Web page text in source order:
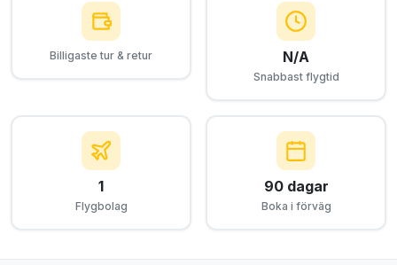
Billigaste tur & retur N/A
Snabbast flygtid
1
Flygbolag
90 dagar
Boka i förväg